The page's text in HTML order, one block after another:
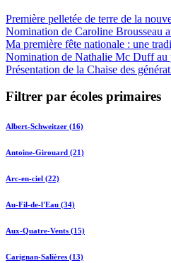
Première pelletée de terre de la
Nomination de Caroline Brousseau
Ma première fête nationale : une
Nomination de Nathalie Mc Duff au
Présentation de la Chaise des
Filtrer par écoles primaires
Albert-Schweitzer (16)
Antoine-Girouard (21)
Arc-en-ciel (22)
Au-Fil-de-l'Eau (34)
Aux-Quatre-Vents (15)
Carignan-Salières (13)